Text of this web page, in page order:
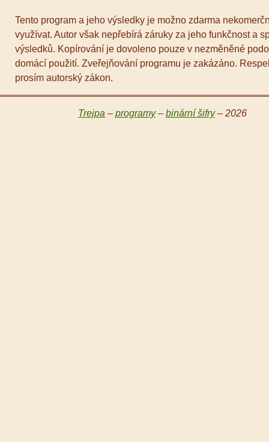
Tento program a jeho výsledky je možno zdarma
využívat. Autor však nepřebírá záruky za jeho funkčnost a
výsledků. Kopírování je dovoleno pouze v nezměněné
domácí použití. Zveřejňování programu je zakázáno.
prosím autorský zákon.
Trejpa – programy– binární šifry– 2026